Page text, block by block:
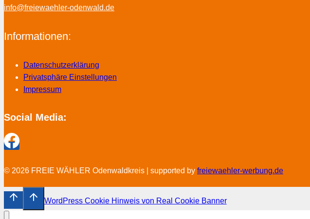
info@freiewaehler-odenwald.de
Informationen:
Datenschutzerklärung
Privatsphäre Einstellungen
Impressum
Social Media:
© 2026 FREIE WÄHLER Odenwaldkreis | supported by freiewaehler-werbung.de
WordPress Cookie Hinweis von Real Cookie Banner